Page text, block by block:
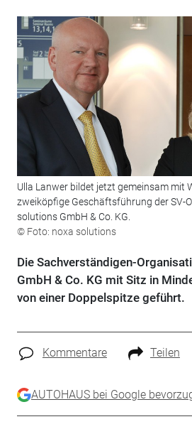
Ulla Lanwer bildet jetzt gemeinsam mit
zweiköpfige Geschäftsführung der SV-
solutions GmbH & Co. KG.
© Foto: noxa solutions
Die Sachverständigen-
GmbH & Co. KG mit Sitz in
von einer Doppelspitze geführt.
Kommentare Teilen
AUTOHAUS bei Google